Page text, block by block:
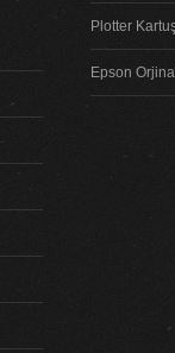
Plotter
Epson